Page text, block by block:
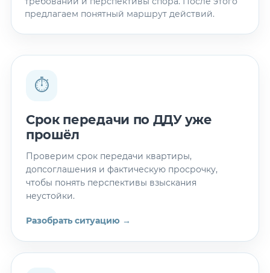
предлагаем понятный маршрут действий.
⏱
Срок передачи по ДДУ уже
прошёл
Проверим срок передачи квартиры,
допсоглашения и фактическую просрочку,
чтобы понять перспективы взыскания
неустойки.
Разобрать ситуацию →